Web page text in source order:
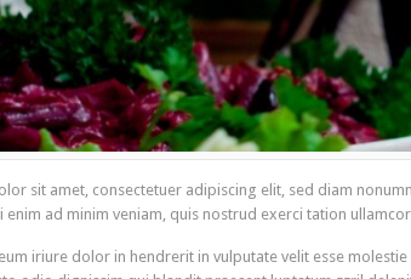
sit amet, consectetuer adipiscing elit, sed diam
enim ad minim veniam, quis nostrud exerci tation
iriure dolor in hendrerit in vulputate velit esse